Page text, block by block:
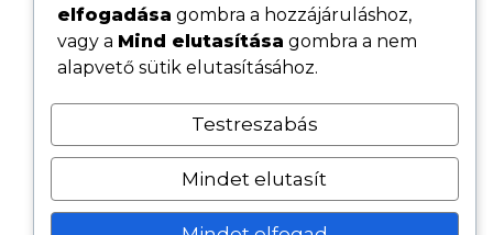
Hasznos linkek
Adatvédelmi tájékoztató
Cookie tájékoztató
Kövess minket közösségi oldalainkon
elfogadása gombra a hozzájáruláshoz,
vagy a Mind elutasítása gombra a nem
alapvető sütik elutasításához.
Testreszabás
Mindet elutasít